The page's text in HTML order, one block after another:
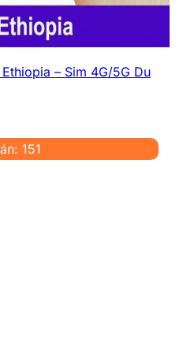
– Sim 4G/5G Du
151